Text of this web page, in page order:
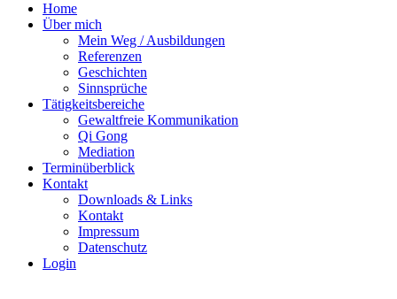
Home
Über mich
Mein Weg / Ausbildungen
Referenzen
Geschichten
Sinnsprüche
Tätigkeitsbereiche
Gewaltfreie Kommunikation
Qi Gong
Mediation
Terminüberblick
Kontakt
Downloads & Links
Kontakt
Impressum
Datenschutz
Login